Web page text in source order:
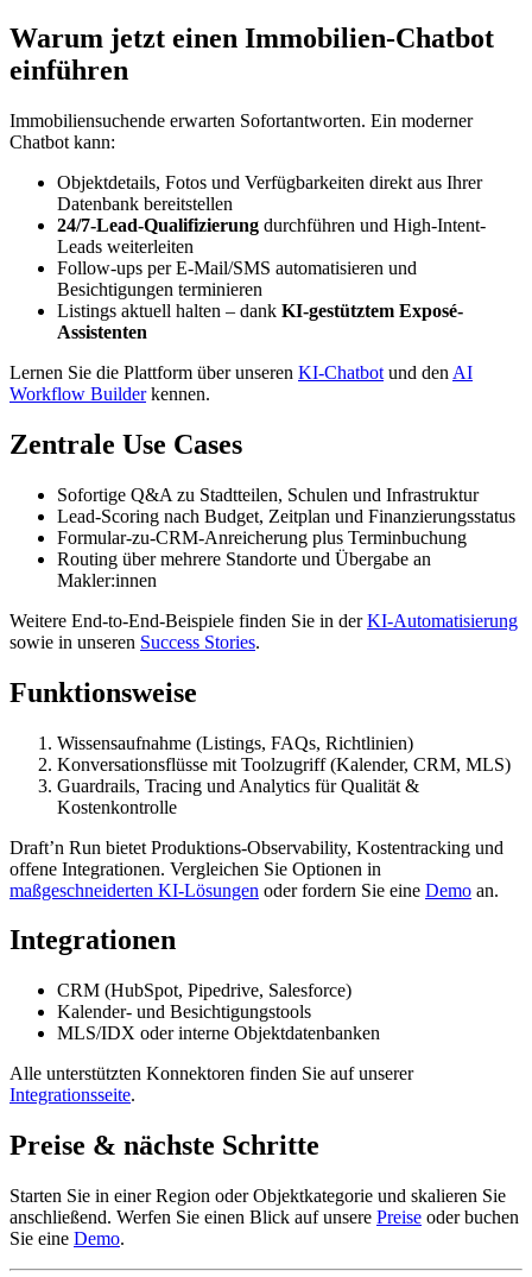
Warum jetzt einen Immobilien-Chatbot
einführen
Immobiliensuchende erwarten Sofortantworten. Ein moderner
Chatbot kann:
Objektdetails, Fotos und Verfügbarkeiten direkt aus Ihrer
Datenbank bereitstellen
24/7-Lead-Qualifizierung durchführen und High-Intent-
Leads weiterleiten
Follow-ups per E-Mail/SMS automatisieren und
Besichtigungen terminieren
Listings aktuell halten – dank KI-gestütztem Exposé-
Assistenten
Lernen Sie die Plattform über unseren KI-Chatbot und den AI
Workflow Builderkennen.
Zentrale Use Cases
Sofortige Q&A zu Stadtteilen, Schulen und Infrastruktur
Lead-Scoring nach Budget, Zeitplan und Finanzierungsstatus
Formular-zu-CRM-Anreicherung plus Terminbuchung
Routing über mehrere Standorte und Übergabe an
Makler:innen
Weitere End-to-End-Beispiele finden Sie in derKI-Automatisierung
sowie in unseren Success Stories.
Funktionsweise
Wissensaufnahme (Listings, FAQs, Richtlinien)
Konversationsflüsse mit Toolzugriff (Kalender, CRM, MLS)
Guardrails, Tracing und Analytics für Qualität &
Kostenkontrolle
Draft’n Run bietet Produktions-Observability, Kostentracking und
offene Integrationen. Vergleichen Sie Optionen in
maßgeschneiderten KI-Lösungen oder fordern Sie eine Demo an.
Integrationen
CRM (HubSpot, Pipedrive, Salesforce)
Kalender- und Besichtigungstools
MLS/IDX oder interne Objektdatenbanken
Alle unterstützten Konnektoren finden Sie auf unserer
Integrationsseite.
Preise & nächste Schritte
Starten Sie in einer Region oder Objektkategorie und skalieren Sie
anschließend. Werfen Sie einen Blick auf unsere Preise oder buchen
Sie eine Demo.